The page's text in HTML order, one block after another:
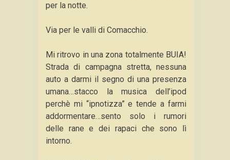
per la notte.
Via per le valli di Comacchio.
Mi ritrovo in una zona totalmente BUIA!
Strada di campagna stretta, nessuna
auto a darmi il segno di una presenza
umana…stacco la musica dell’ipod
perchè mi “ipnotizza” e tende a farmi
addormentare…sento solo i rumori
delle rane e dei rapaci che sono lì
intorno.